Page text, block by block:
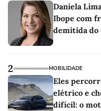
Daniela
Ibope com
demitida do
2 MOBILIDADE
Eles
elétrico e
difícil: o